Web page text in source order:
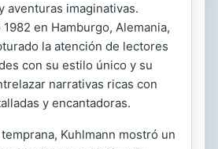
aventuras imaginativas.
en Hamburgo, Alemania,
la atención de lectores
con su estilo único y su
narrativas ricas con
y encantadoras.
Kuhlmann mostró un